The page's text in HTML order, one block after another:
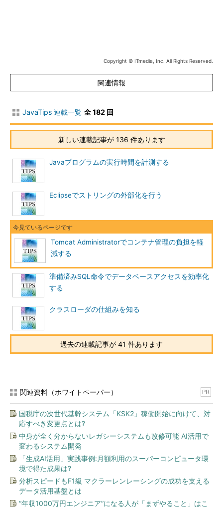
Tomcat Administartorの認証ダイアログ
Tomcat Administratorの管理画面
画面はフレームで上下左右に3分割されています。設定したい
項目を左フレームのツリー状のメニューから選択すると、関連す
る設定項目が右フレームに表示されます。変更された内容は、右
フレームで［保存］ボタンをクリックした後、上フレームにある
［変更を反映］ボタンでTomcatに反映させることができます。
Copyright © ITmedia, Inc. All Rights Reserved.
関連情報
JavaTips 連載一覧 全 182 回
新しい連載記事が 136 件あります
Javaプログラムの実行時間を計測する
Eclipseでストリングの外部化を行う
Tomcat Administratorでコンテナ管理の負担を軽
減する
準備済みSQL命令でデータベースアクセスを効率化
する
クラスローダの仕組みを知る
過去の連載記事が 41 件あります
関連資料（ホワイトペーパー） PR
国税庁の次世代基幹システム「KSK2」稼働開始に向けて、対
応すべき変更点とは?
中身が全く分からないレガシーシステムも改修可能 AI活用で
変わるシステム開発
「生成AI活用」実践事例:月額利用のスーパーコンピュータ環
境で得た成果は?
分析スピードもF1級 マクラーレンレーシングの成功を支える
データ活用基盤とは
“年収1000万円エンジニア”になる人が「まずやること」はこ